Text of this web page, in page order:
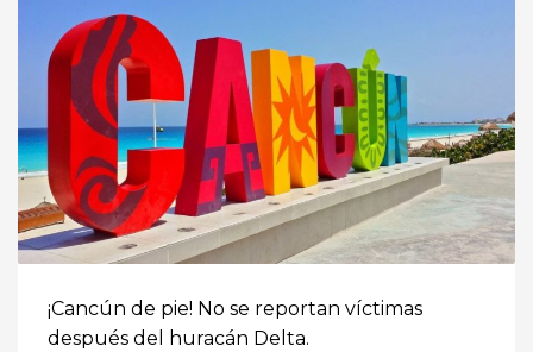
¡Cancún de pie! No se reportan víctimas
después del huracán Delta.